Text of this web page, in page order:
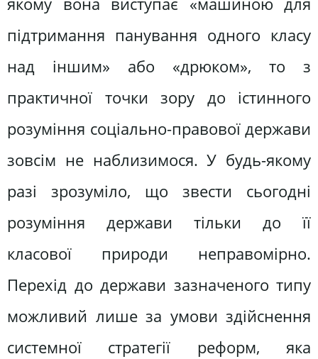
підтримання панування одного класу
над іншим» або «дрюком», то з
практичної точки зору до істинного
розуміння соціально-правової держави
зовсім не наблизимося. У будь-якому
разі зрозуміло, що звести сьогодні
розуміння держави тільки до її
класової природи неправомірно.
Перехід до держави зазначеного типу
можливий лише за умови здійснення
системної стратегії реформ, яка